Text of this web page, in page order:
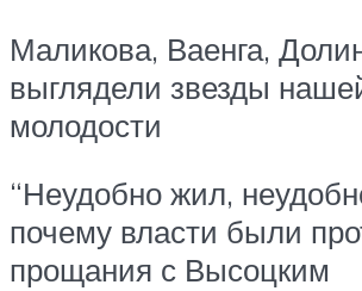
Маликова, Ваенга,
выглядели звезды
молодости
“Неудобно жил,
почему власти были
прощания с Высоцким